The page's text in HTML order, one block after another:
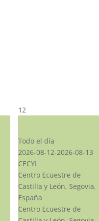
12
Todo el día
2026-08-12-2026-08-13
CECYL
Centro Ecuestre de
Castilla y León, Segovia,
España
Centro Ecuestre de